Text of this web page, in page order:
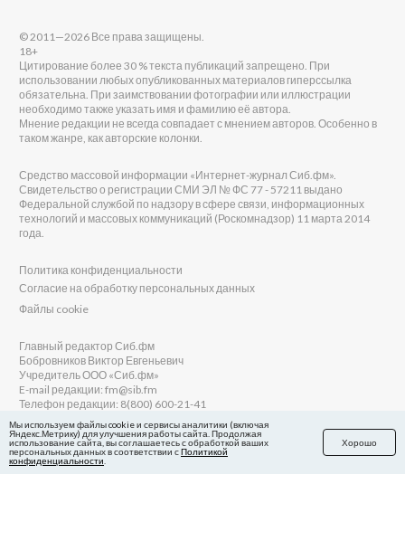
© 2011—2026 Все права защищены.
18+
Цитирование более 30 % текста публикаций запрещено. При
использовании любых опубликованных материалов гиперссылка
обязательна. При заимствовании фотографии или иллюстрации
необходимо также указать имя и фамилию её автора.
Мнение редакции не всегда совпадает с мнением авторов. Особенно в
таком жанре, как авторские колонки.
Средство массовой информации «Интернет-журнал Сиб.фм».
Свидетельство о регистрации СМИ ЭЛ № ФС 77 - 57211 выдано
Федеральной службой по надзору в сфере связи, информационных
технологий и массовых коммуникаций (Роскомнадзор) 11 марта 2014
года.
Политика конфиденциальности
Согласие на обработку персональных данных
Файлы cookie
Главный редактор Сиб.фм
Бобровников Виктор Евгеньевич
Учредитель ООО «Сиб.фм»
E-mail редакции: fm@sib.fm
Телефон редакции: 8(800) 600-21-41
Сайт разработан и поддерживается Технодзен
Мы используем файлы cookie и сервисы аналитики (включая
Яндекс.Метрику) для улучшения работы сайта. Продолжая
использование сайта, вы соглашаетесь с обработкой ваших
персональных данных в соответствии сПолитикой
конфиденциальности
Хорошо